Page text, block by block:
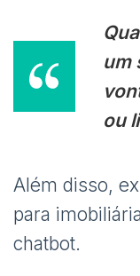
um
ou
Além disso,
para
chatbot.